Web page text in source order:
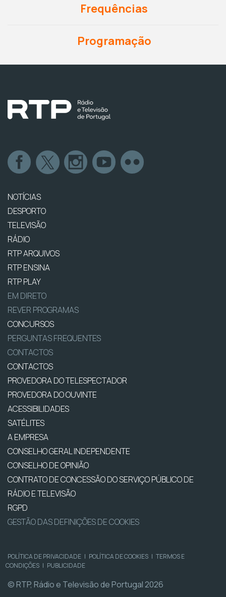
Frequências
Programação
NOTÍCIAS
DESPORTO
TELEVISÃO
RÁDIO
RTP ARQUIVOS
RTP ENSINA
RTP PLAY
EM DIRETO
REVER PROGRAMAS
CONCURSOS
PERGUNTAS FREQUENTES
CONTACTOS
CONTACTOS
PROVEDORA DO TELESPECTADOR
PROVEDORA DO OUVINTE
ACESSIBILIDADES
SATÉLITES
A EMPRESA
CONSELHO GERAL INDEPENDENTE
CONSELHO DE OPINIÃO
CONTRATO DE CONCESSÃO DO SERVIÇO PÚBLICO DE
RÁDIO E TELEVISÃO
RGPD
GESTÃO DAS DEFINIÇÕES DE COOKIES
POLÍTICA DE PRIVACIDADE | POLÍTICA DE COOKIES | TERMOS E
CONDIÇÕES | PUBLICIDADE
© RTP, Rádio e Televisão de Portugal 2026